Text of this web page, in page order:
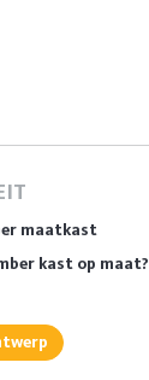
maatkast
kast op maat?